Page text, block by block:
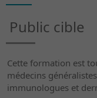
Public cible
Cette formation est
médecins
immunologues et